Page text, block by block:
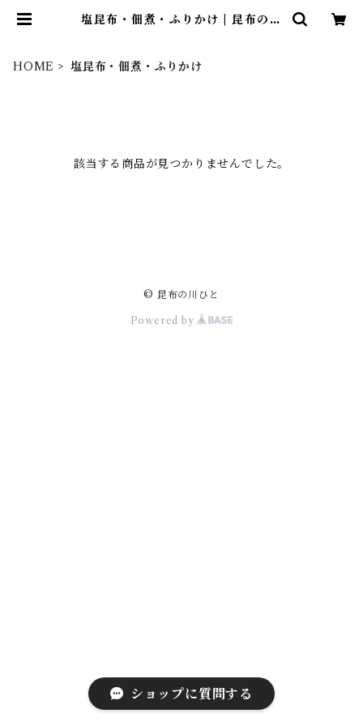
塩昆布・佃煮・ふりかけ | 昆布の川
HOME 塩昆布・佃煮・ふりかけ
該当する商品が見つかりませんでした。
© 昆布の川ひと
Powered by
ショップに質問する